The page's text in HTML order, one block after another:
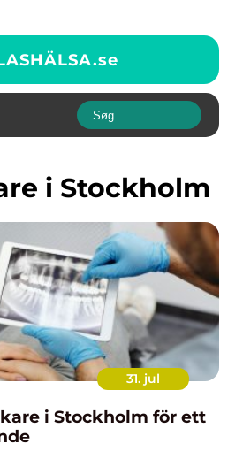
se
i Stockholm
31. jul
i Stockholm för ett